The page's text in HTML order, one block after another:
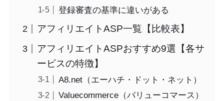
登録審査の基準に違いがある
アフィリエイトASP一覧【比較表】
アフィリエイトASPおすすめ9選【各サ
ービスの特徴】
A8.net（エーハチ・ドット・ネット）
Valuecommerce（バリューコマース）